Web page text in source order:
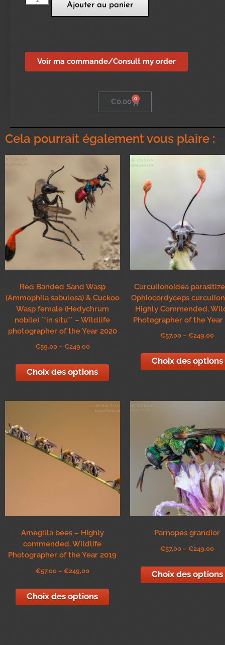
Ajouter au panier
Voir ma commande/Consult my order
€0,00 0
Cela pourrait également vous plaire :
Red Banded Sand Wasp
(Ammophila sabulosa) & Cuckoo
Wasp female (Hedychrum
nobile) **in situ** – Wildlife
photographer of the Year 2020
€59,00– €249,00
Choix des options
Curculionoidea
Ophiocordyceps
Highly Commended,
Photographer of the Year
€57,00 –€249,00
Choix des options
Amegilla bees – Highly
commended, Wildlife
Photographer of the Year 2019
€57,00– €249,00
Choix des options
Parnopes grandior
€57,00 –€249,00
Choix des options